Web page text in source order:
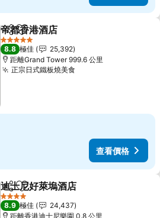
分享 放到收藏夾
帝都香港酒店
5 星級
8.8 極佳
25,392
距離Grand Tower 999.6 公里
正宗日式鐵板燒美食
查看價格
分享 放到收藏夾
迪士尼好萊塢酒店
4 星級
8.9 極佳
24,437
距離香港迪士尼樂園 0.8 公里